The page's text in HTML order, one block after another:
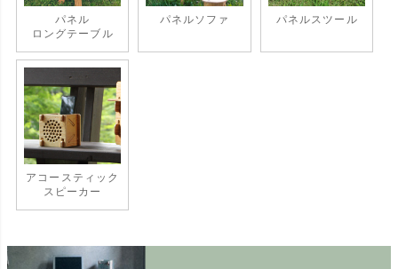
パネル
ロングテーブル
パネルソファ パネルスツール
アコースティック
スピーカー